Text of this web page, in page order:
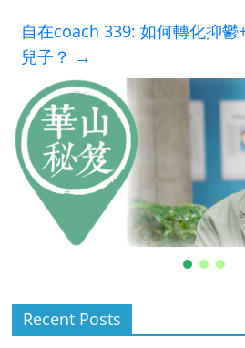
自在coach 339: 如何轉化抑鬱
兒子？ →
Recent Posts